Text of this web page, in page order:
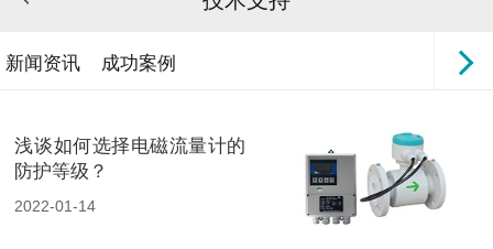
新闻资讯 成功案例
浅谈如何选择电磁流量计的
防护等级？
2022-01-14